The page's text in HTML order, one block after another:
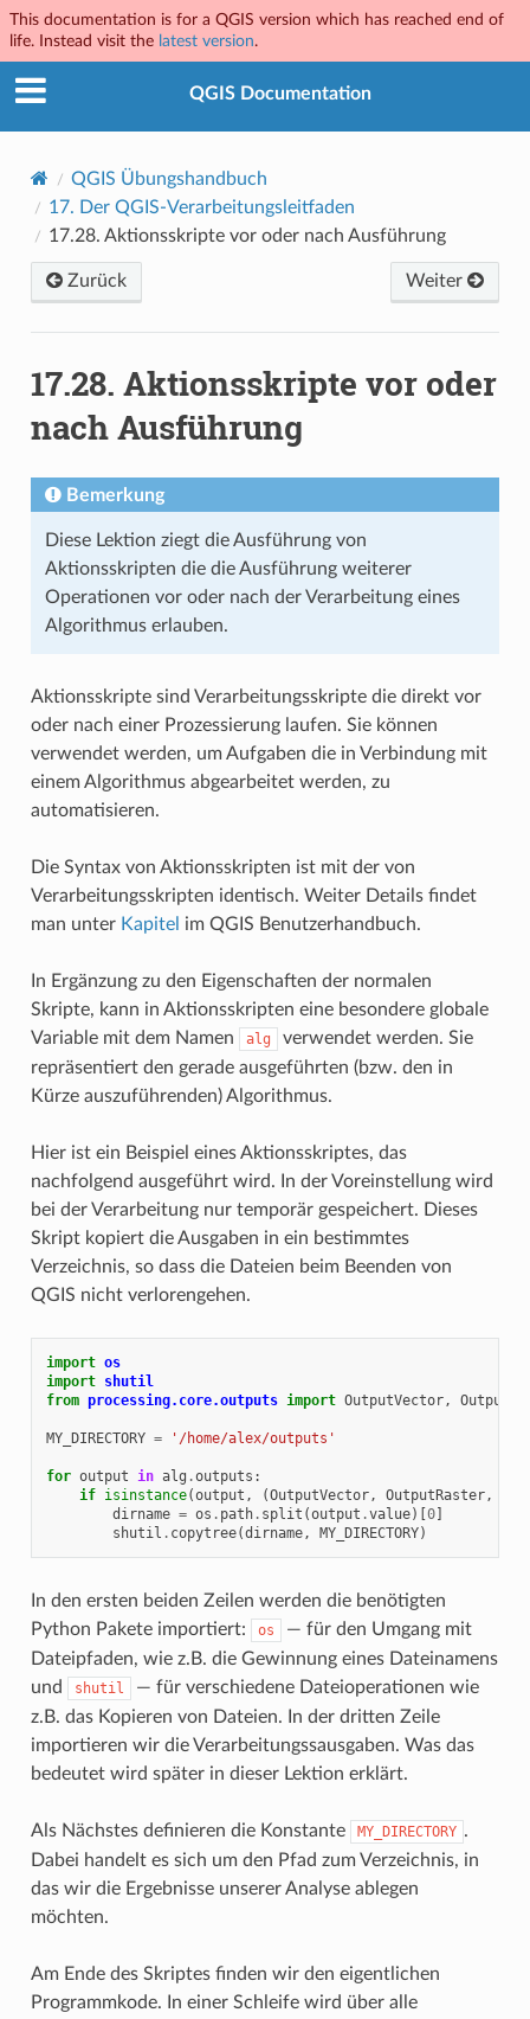
This documentation is for a QGIS version which has reached end of
life. Instead visit the latest version.
QGIS Documentation
QGIS Übungshandbuch
17. Der QGIS-Verarbeitungsleitfaden
17.28. Aktionsskripte vor oder nach Ausführung
Zurück Weiter
17.28. Aktionsskripte vor oder
nach Ausführung
Bemerkung
Diese Lektion ziegt die Ausführung von
Aktionsskripten die die Ausführung weiterer
Operationen vor oder nach der Verarbeitung eines
Algorithmus erlauben.
Aktionsskripte sind Verarbeitungsskripte die direkt vor
oder nach einer Prozessierung laufen. Sie können
verwendet werden, um Aufgaben die in Verbindung mit
einem Algorithmus abgearbeitet werden, zu
automatisieren.
Die Syntax von Aktionsskripten ist mit der von
Verarbeitungsskripten identisch. Weiter Details findet
man unter Kapitel im QGIS Benutzerhandbuch.
In Ergänzung zu den Eigenschaften der normalen
Skripte, kann in Aktionsskripten eine besondere globale
Variable mit dem Namen
alg
verwendet werden. Sie
repräsentiert den gerade ausgeführten (bzw. den in
Kürze auszuführenden) Algorithmus.
Hier ist ein Beispiel eines Aktionsskriptes, das
nachfolgend ausgeführt wird. In der Voreinstellung wird
bei der Verarbeitung nur temporär gespeichert. Dieses
Skript kopiert die Ausgaben in ein bestimmtes
Verzeichnis, so dass die Dateien beim Beenden von
QGIS nicht verlorengehen.
import os
import shutil
from processing.core.outputs import OutputVector,
MY_DIRECTORY = '/home/alex/outputs'
for output in alg .outputs :
if isinstance(output , (OutputVector, OutputRaster,
dirname = os . path. split (output .value)[0]
shutil . copytree(dirname, MY_DIRECTORY)
In den ersten beiden Zeilen werden die benötigten
Python Pakete importiert:
os
— für den Umgang mit
Dateipfaden, wie z.B. die Gewinnung eines Dateinamens
und
shutil
— für verschiedene Dateioperationen wie
z.B. das Kopieren von Dateien. In der dritten Zeile
importieren wir die Verarbeitungssausgaben. Was das
bedeutet wird später in dieser Lektion erklärt.
Als Nächstes definieren die Konstante MY_DIRECTORY .
Dabei handelt es sich um den Pfad zum Verzeichnis, in
das wir die Ergebnisse unserer Analyse ablegen
möchten.
Am Ende des Skriptes finden wir den eigentlichen
Programmkode. In einer Schleife wird über alle